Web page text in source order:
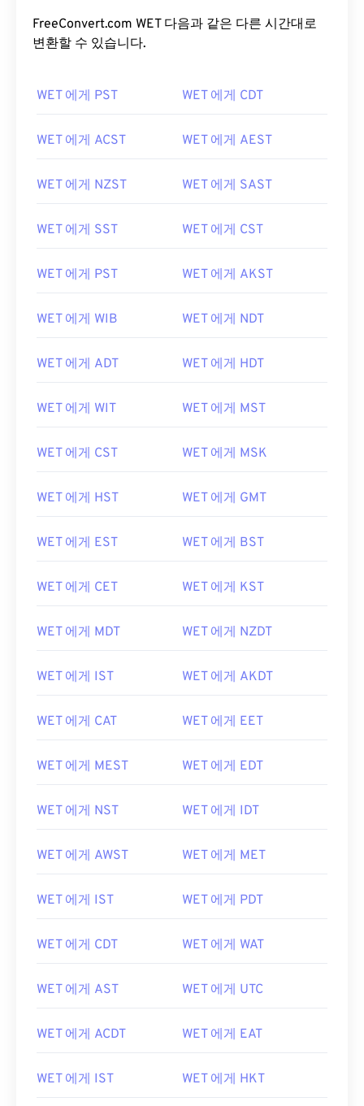
FreeConvert.com WET 다음과 같은 다른 시간대로
변환할 수 있습니다.
WET 에게 PST WET 에게 CDT
WET 에게 ACST WET 에게 AEST
WET 에게 NZST WET 에게 SAST
WET 에게 SST WET 에게 CST
WET 에게 PST WET 에게 AKST
WET 에게 WIB WET 에게 NDT
WET 에게 ADT WET 에게 HDT
WET 에게 WIT WET 에게 MST
WET 에게 CST WET 에게 MSK
WET 에게 HST WET 에게 GMT
WET 에게 EST WET 에게 BST
WET 에게 CET WET 에게 KST
WET 에게 MDT WET 에게 NZDT
WET 에게 IST WET 에게 AKDT
WET 에게 CAT WET 에게 EET
WET 에게 MEST WET 에게 EDT
WET 에게 NST WET 에게 IDT
WET 에게 AWST WET 에게 MET
WET 에게 IST WET 에게 PDT
WET 에게 CDT WET 에게 WAT
WET 에게 AST WET 에게 UTC
WET 에게 ACDT WET 에게 EAT
WET 에게 IST WET 에게 HKT